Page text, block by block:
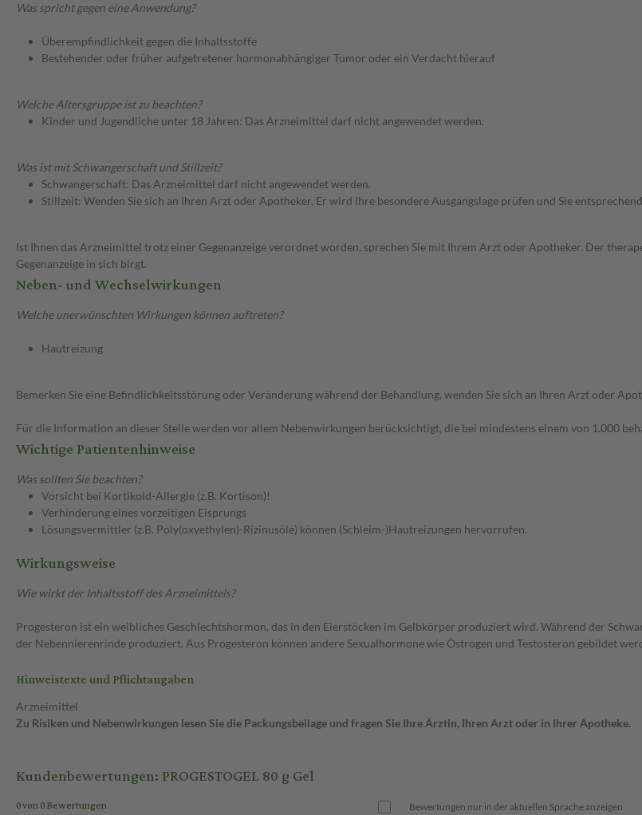
Was spricht gegen eine Anwendung?
Überempfindlichkeit gegen die Inhaltsstoffe
Bestehender oder früher aufgetretener hormonabhängiger Tumor oder ein Verdacht hierauf
Welche Altersgruppe ist zu beachten?
Kinder und Jugendliche unter 18 Jahren: Das Arzneimittel darf nicht angewendet werden.
Was ist mit Schwangerschaft und Stillzeit?
Schwangerschaft: Das Arzneimittel darf nicht angewendet werden.
Stillzeit: Wenden Sie sich an Ihren Arzt oder Apotheker. Er wird Ihre besondere Ausgangslage prüfen und Sie
Ist Ihnen das Arzneimittel trotz einer Gegenanzeige verordnet worden, sprechen Sie mit Ihrem Arzt oder Apotheker. Der
Gegenanzeige in sich birgt.
Neben- und Wechselwirkungen
Welche unerwünschten Wirkungen können auftreten?
Hautreizung
Bemerken Sie eine Befindlichkeitsstörung oder Veränderung während der Behandlung, wenden Sie sich an Ihren Arzt oder
Für die Information an dieser Stelle werden vor allem Nebenwirkungen berücksichtigt, die bei mindestens einem von 1.000
Wichtige Patientenhinweise
Was sollten Sie beachten?
Vorsicht bei Kortikoid-Allergie (z.B. Kortison)!
Verhinderung eines vorzeitigen Eisprungs
Lösungsvermittler (z.B. Poly(oxyethylen)-Rizinusöle) können (Schleim-)Hautreizungen hervorrufen.
Wirkungsweise
Wie wirkt der Inhaltsstoff des Arzneimittels?
Progesteron ist ein weibliches Geschlechtshormon, das in den Eierstöcken im Gelbkörper produziert wird. Während der
der Nebennierenrinde produziert. Aus Progesteron können andere Sexualhormone wie Östrogen und Testosteron gebildet
Hinweistexte und Pflichtangaben
Arzneimittel
Zu Risiken und Nebenwirkungen lesen Sie die Packungsbeilage und fragen Sie Ihre Ärztin, Ihren Arzt oder in Ihrer Apotheke.
Kundenbewertungen: PROGESTOGEL 80 g Gel
0 von 0 Bewertungen Bewertungen nur in der aktuellen Sprache anzeigen.